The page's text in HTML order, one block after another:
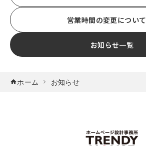
営業時間の変更について
お知らせ一覧
ホーム お知らせ